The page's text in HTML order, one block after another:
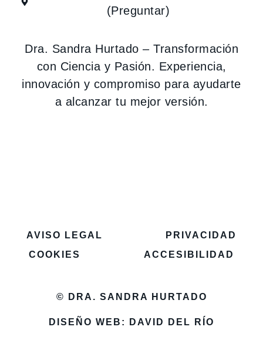
(Preguntar)
Dra. Sandra Hurtado – Transformación
con Ciencia y Pasión. Experiencia,
innovación y compromiso para ayudarte
a alcanzar tu mejor versión.
AVISO LEGAL
PRIVACIDAD
COOKIES
ACCESIBILIDAD
© DRA. SANDRA HURTADO
DISEÑO WEB: DAVID DEL RÍO